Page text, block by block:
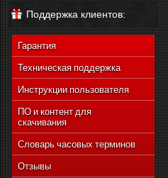
Коллекция Signature
Коллекция Новый
Signature Touch
Коллекция Ascent
Touch
Коллекция Новый
Signature Touch
Vertu Ascent X
Vertu Constellation Ayxta
Vertu Constellation Pure
Vertu Constellation Exotic
Vertu Constellation Vivre
Vertu Signature S Design
Vertu Constellation
Vertu Constellation
Monogram
Поддержка клиентов:
Гарантия
Техническая поддержка
Инструкции пользователя
ПО и контент для
скачивания
Словарь часовых терминов
Отзывы